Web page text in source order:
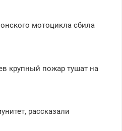
мотоцикла сбила
крупный пожар тушат на
рассказали